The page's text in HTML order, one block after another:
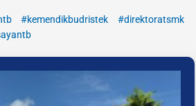
#kemendikbudristek
#direktoratsmk